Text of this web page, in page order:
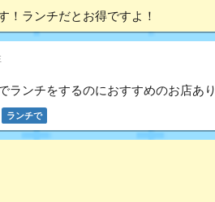
！ランチだとお得ですよ！
ランチをするのにおすすめのお店あ
ランチで